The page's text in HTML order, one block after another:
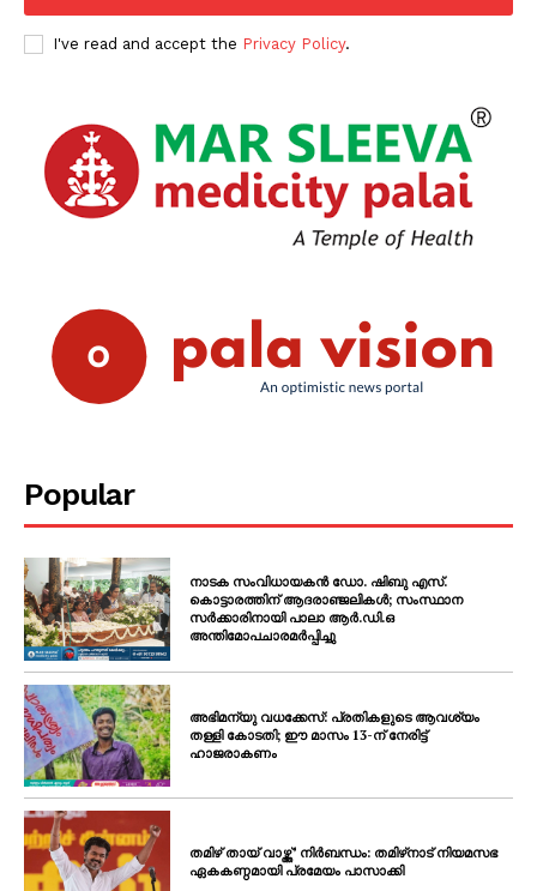
I've read and accept the Privacy Policy.
Popular
നാടക സംവിധായകൻ ഡോ. ഷിബു എസ്.
കൊട്ടാരത്തിന് ആദരാഞ്ജലികൾ; സംസ്ഥാന
സർക്കാരിനായി പാലാ ആർ.ഡി.ഒ
അന്തിമോപചാരമർപ്പിച്ചു
അഭിമന്യു വധക്കേസ്: പ്രതികളുടെ ആവശ്യം
തള്ളി കോടതി; ഈ മാസം 13-ന് നേരിട്ട്
ഹാജരാകണം
തമിഴ് തായ് വാഴ്ത്ത്’ നിർബന്ധം: തമിഴ്‌നാട് നിയമസഭ
ഏകകണ്ഠമായി പ്രമേയം പാസാക്കി